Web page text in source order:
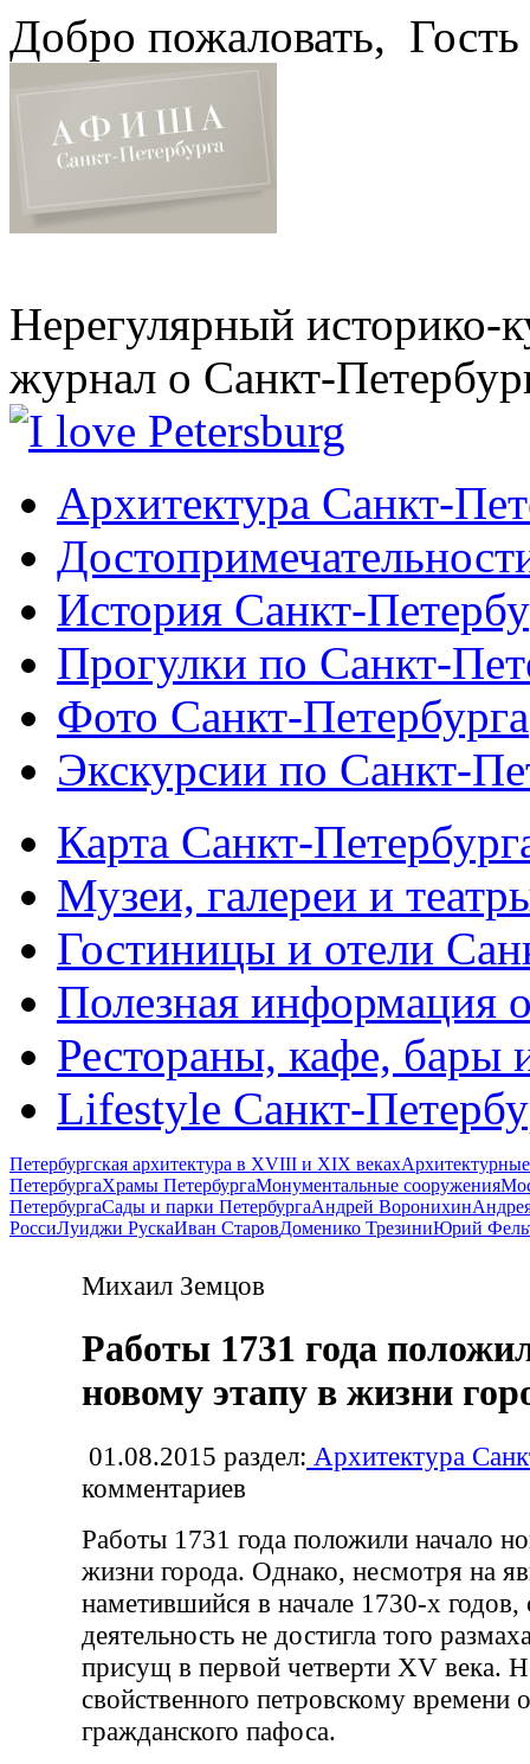
Добро пожаловать, Гость
Нерегулярный историко-
журнал о Санкт-
Архитектура Санкт-
История Санкт-
Прогулки по Санкт-
Фото Санкт-Петербурга
Экскурсии по Санкт-
Карта Санкт-
Музеи, галереи и
Гостиницы и отели
Полезная информация
Рестораны, кафе, бары
Lifestyle Санкт-
Петербургская архитектура в XVIII и XIX веках
ПетербургаХрамы ПетербургаМонументальные сооружения
ПетербургаСады и парки ПетербургаАндрей Воронихин
РоссиЛуиджи РускаИван СтаровДоменико ТрезиниЮрий
Михаил Земцов
Работы 1731 года
новому этапу в жизни
01.08.2015 раздел: Архитектура
комментариев
Работы 1731 года положили начало
жизни города. Однако, несмотря на
наметившийся в начале 1730-х годов,
деятельность не достигла того
присущ в первой четверти XV века.
свойственного петровскому времени
гражданского пафоса.